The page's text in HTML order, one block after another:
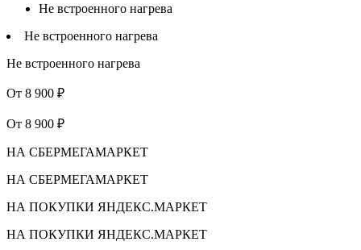
Не встроенного нагрева
Не встроенного нагрева
Не встроенного нагрева
От 8 900 ₽
От 8 900 ₽
НА СБЕРМЕГАМАРКЕТ
НА СБЕРМЕГАМАРКЕТ
НА ПОКУПКИ ЯНДЕКС.МАРКЕТ
НА ПОКУПКИ ЯНДЕКС.МАРКЕТ